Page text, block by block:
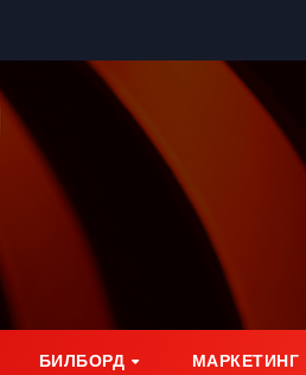
БИЛБОРД МАРКЕТИНГ